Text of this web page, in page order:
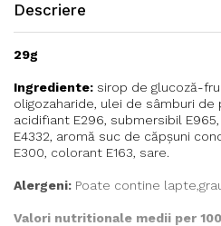
Descriere
29g
Ingrediente: sirop de glucoză-
oligozaharide, ulei de sâmburi de
acidifiant E296, submersibil
E4332, aromă suc de căpșuni
E300, colorant E163, sare.
Alergeni: Poate contine
Valori nutritionale medii per